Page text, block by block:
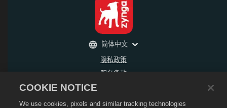
隐私政策
服务条款
不得出售或分享我的个人信息
退款政策
简体中文
COOKIE NOTICE
We use cookies, pixels and similar tracking technologies